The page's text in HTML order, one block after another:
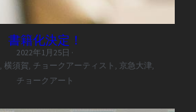
書籍化決定！
2022年1月25日 ·
横須賀, チョークアーティスト,
京急大津,
チョークアート